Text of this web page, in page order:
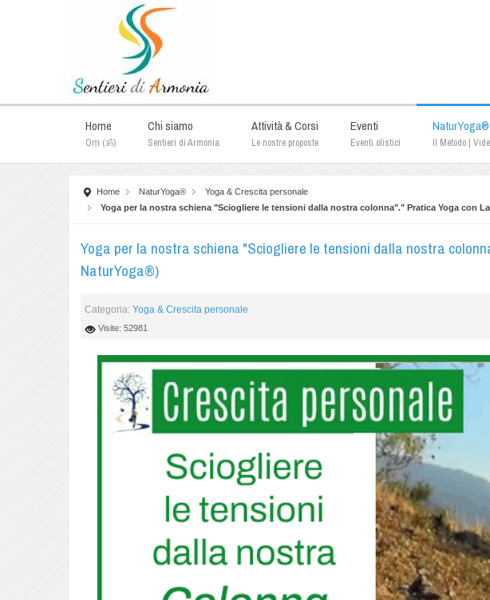
Home
Oṃ (ॐ)
Chi siamo
Sentieri di Armonia
Attività & Corsi
Le nostre proposte
Eventi
Eventi olistici
NaturYoga®
Il Metodo |
Home NaturYoga®
Yoga & Crescita personale
Yoga per la nostra schiena "Sciogliere le tensioni dalla nostra colonna"." Pratica Yoga con
Yoga per la nostra schiena "Sciogliere le tensioni dalla nostra
NaturYoga®)
Categoria:Yoga & Crescita personale
Visite: 52981